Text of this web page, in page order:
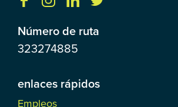
Número de ruta
323274885
enlaces rápidos
Empleos